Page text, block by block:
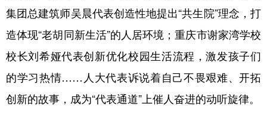
集团总建筑师吴晨代表创造性地提出“共生院”理念，打
造体现“老胡同新生活”的人居环境；重庆市谢家湾学校
校长刘希娅代表创新优化校园生活流程，激发孩子们
的学习热情……人大代表诉说着自己不畏艰难、开拓
创新的故事，成为“代表通道”上催人奋进的动听旋律。